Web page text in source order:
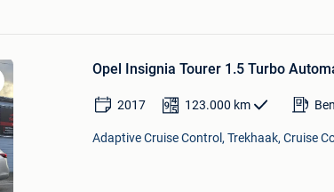
Opel Insignia Tourer 1.5 Turbo
2017 123.000 km
Adaptive Cruise Control, Trekhaak, Cruise